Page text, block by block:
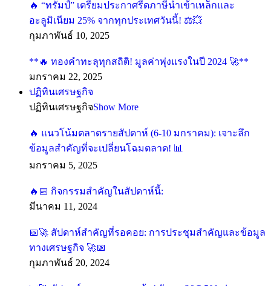
🔥 “ทรัมป์” เตรียมประกาศรีดภาษีนำเข้าเหล็กและ
อะลูมิเนียม 25% จากทุกประเทศวันนี้! ⚖️💥
กุมภาพันธ์ 10, 2025
**🔥 ทองคำทะลุทุกสถิติ! มูลค่าพุ่งแรงในปี 2024 🚀**
มกราคม 22, 2025
ปฏิทินเศรษฐกิจ
ปฏิทินเศรษฐกิจShow More
🔥 แนวโน้มตลาดรายสัปดาห์ (6-10 มกราคม): เจาะลึก
ข้อมูลสำคัญที่จะเปลี่ยนโฉมตลาด! 📊
มกราคม 5, 2025
🔥📅 กิจกรรมสำคัญในสัปดาห์นี้:
มีนาคม 11, 2024
📅🚀 สัปดาห์สำคัญที่รอคอย: การประชุมสำคัญและข้อมูล
ทางเศรษฐกิจ 🚀📅
กุมภาพันธ์ 20, 2024